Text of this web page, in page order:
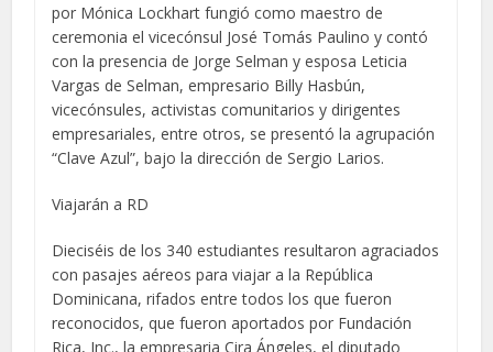
por Mónica Lockhart fungió como maestro de
ceremonia el vicecónsul José Tomás Paulino y contó
con la presencia de Jorge Selman y esposa Leticia
Vargas de Selman, empresario Billy Hasbún,
vicecónsules, activistas comunitarios y dirigentes
empresariales, entre otros, se presentó la agrupación
“Clave Azul”, bajo la dirección de Sergio Larios.
Viajarán a RD
Dieciséis de los 340 estudiantes resultaron agraciados
con pasajes aéreos para viajar a la República
Dominicana, rifados entre todos los que fueron
reconocidos, que fueron aportados por Fundación
Rica, Inc., la empresaria Cira Ángeles, el diputado